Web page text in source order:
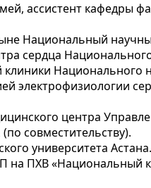
ассистент кафедры
Национальный
сердца
Национального
электрофизиологии
центра
совместительству).
университета Астана.
на ПХВ